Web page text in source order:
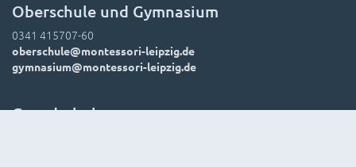
Oberschule und Gymnasium
0341 415707-60
oberschule@montessori-leipzig.de
gymnasium@montessori-leipzig.de
Grundschule